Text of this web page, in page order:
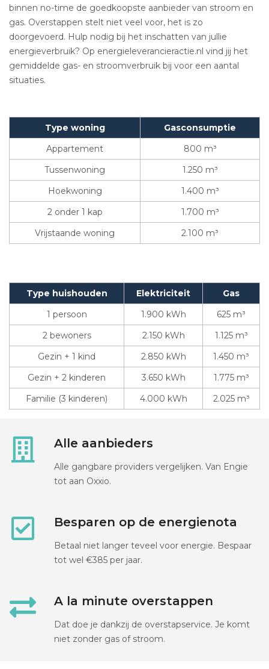
binnen no-time de goedkoopste aanbieder van stroom en
gas. Overstappen stelt niet veel voor, het is zo
doorgevoerd. Hulp nodig bij het inschatten van jullie
energieverbruik? Op energieleverancieractie.nl vind jij het
gemiddelde gas- en stroomverbruik bij voor een aantal
situaties.
Type woning
Gasconsumptie
Appartement
800 m³
Tussenwoning
1.250 m³
Hoekwoning
1.400 m³
2 onder 1 kap
1.700 m³
Vrijstaande woning
2.100 m³
Type huishouden Elektriciteit
Gas
1 persoon
1.900 kWh
625 m³
2 bewoners
2.150 kWh
1.125 m³
Gezin + 1 kind
2.850 kWh
1.450 m³
Gezin + 2 kinderen
3.650 kWh
1.775 m³
Familie (3 kinderen)
4.000 kWh 2.025 m³
Alle aanbieders
Alle gangbare providers vergelijken. Van Engie
tot aan Oxxio.
Besparen op de energienota
Betaal niet langer teveel voor energie. Bespaar
tot wel €385 per jaar.
A la minute overstappen
Dat doe je dankzij de overstapservice. Je komt
niet zonder gas of stroom.